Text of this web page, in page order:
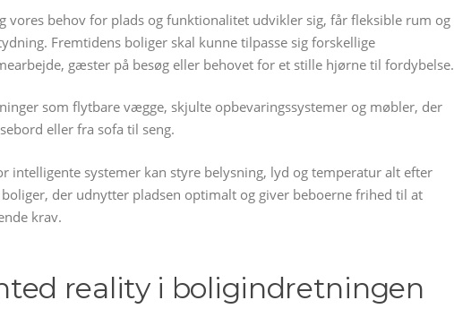
vores behov for plads og funktionalitet udvikler sig, får fleksible rum og
Fremtidens boliger skal kunne tilpasse sig forskellige
gæster på besøg eller behovet for et stille hjørne til fordybelse.
som flytbare vægge, skjulte opbevaringssystemer og møbler, der
eller fra sofa til seng.
intelligente systemer kan styre belysning, lyd og temperatur alt efter
der udnytter pladsen optimalt og giver beboerne frihed til at
krav.
reality i boligindretningen